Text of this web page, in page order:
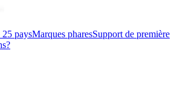
paysMarques pharesSupport de première